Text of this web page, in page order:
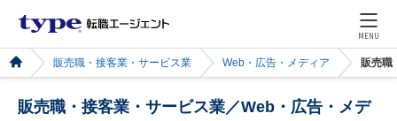
MENU
販売職・接客業・サービス業 Web・広告・メディア 販売職
販売職・接客業・サービス業／Web・広告・メデ